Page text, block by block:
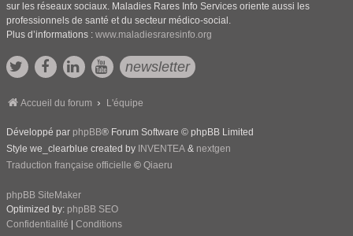
sur les réseaux sociaux. Maladies Rares Info Services oriente aussi les
professionnels de santé et du secteur médico-social.
Plus d’informations : www.maladiesraresinfo.org
newsletter
Accueil du forum L'équipe
Développé par phpBB® Forum Software © phpBB Limited
Style we_clearblue created by INVENTEA & nextgen
Traduction française officielle © Qiaeru
phpBB SiteMaker
Optimized by: phpBB SEO
Confidentialité
Conditions